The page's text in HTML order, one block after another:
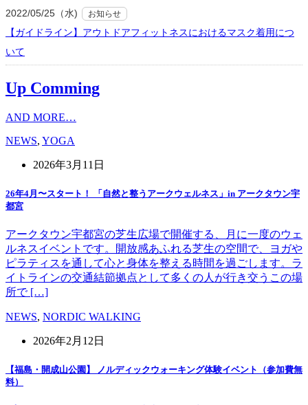
2022/05/25（水) お知らせ
【ガイドライン】アウトドアフィットネスにおけるマスク着用につ
いて
Up Comming
AND MORE…
NEWS, YOGA
2026年3月11日
26年4月〜スタート！ 「自然と整うアークウェルネス」in アークタウン宇
都宮
アークタウン宇都宮の芝生広場で開催する、月に一度のウェ
ルネスイベントです。開放感あふれる芝生の空間で、ヨガや
ピラティスを通して心と身体を整える時間を過ごします。ラ
イトラインの交通結節拠点として多くの人が行き交うこの場
所で […]
NEWS, NORDIC WALKING
2026年2月12日
【福島・開成山公園】 ノルディックウォーキング体験イベント（参加費無
料）